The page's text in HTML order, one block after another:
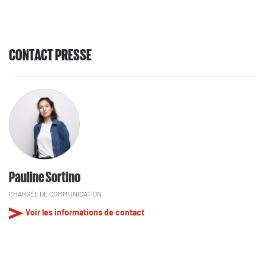
CONTACT PRESSE
Pauline Sortino
CHARGÉE DE COMMUNICATION
Voir les informations de contact